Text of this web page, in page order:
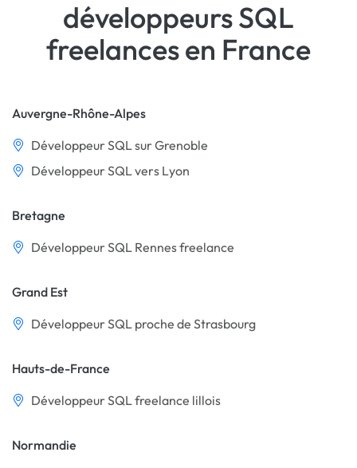
développeurs SQL
freelances en France
Auvergne-Rhône-Alpes
Développeur SQL sur Grenoble
Développeur SQL vers Lyon
Bretagne
Développeur SQL Rennes freelance
Grand Est
Développeur SQL proche de Strasbourg
Hauts-de-France
Développeur SQL freelance lillois
Normandie